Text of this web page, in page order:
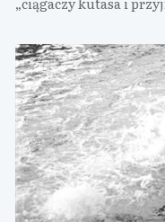
„ciągaczy kutasa i